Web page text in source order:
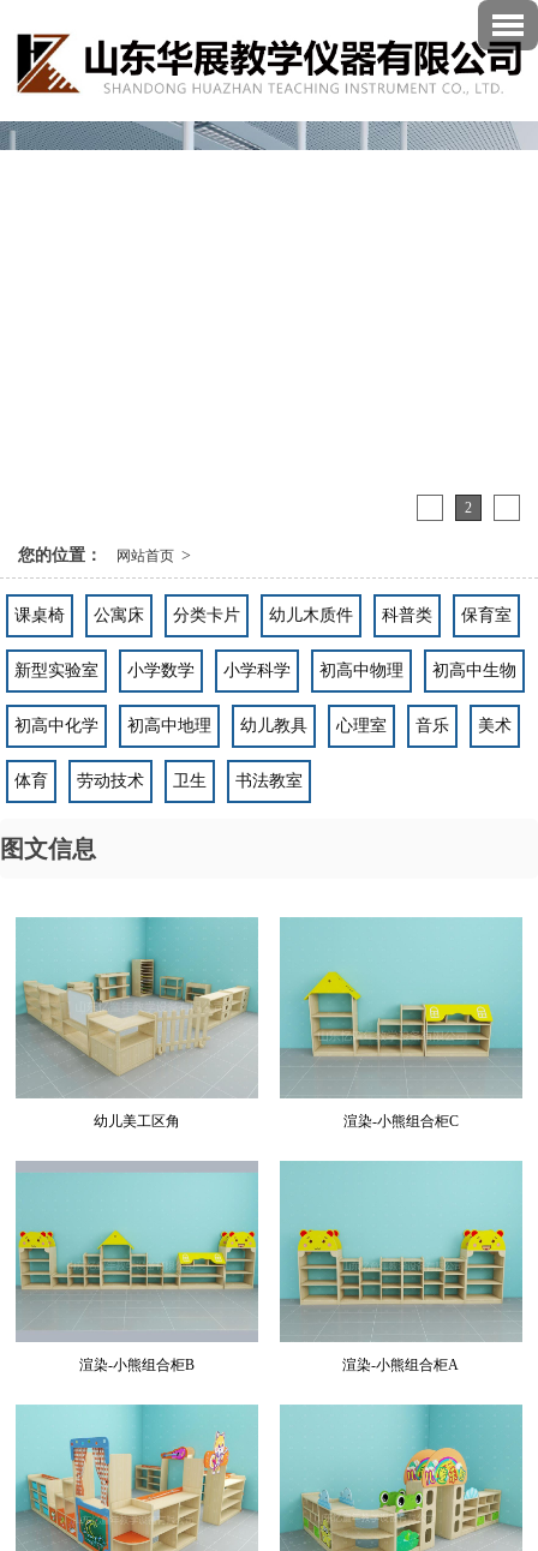
2
您的位置： 网站首页 >
课桌椅 公寓床 分类卡片 幼儿木质件 科普类 保育室
新型实验室 小学数学 小学科学 初高中物理 初高中生物
初高中化学 初高中地理 幼儿教具 心理室 音乐 美术
体育 劳动技术 卫生 书法教室
图文信息
幼儿美工区角 渲染-小熊组合柜C
渲染-小熊组合柜B 渲染-小熊组合柜A